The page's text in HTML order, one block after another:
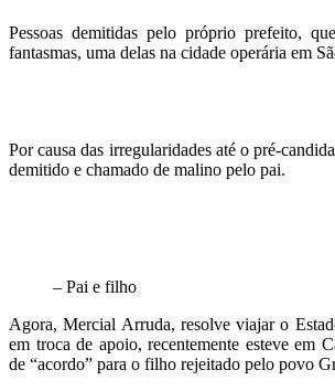
Pessoas demitidas pelo próprio prefeito,
fantasmas, uma delas na cidade operária em
Por causa das irregularidades até o pré-
demitido e chamado de malino pelo pai.
– Pai e filho
Agora, Mercial Arruda, resolve viajar o
em troca de apoio, recentemente esteve em
de “acordo” para o filho rejeitado pelo povo